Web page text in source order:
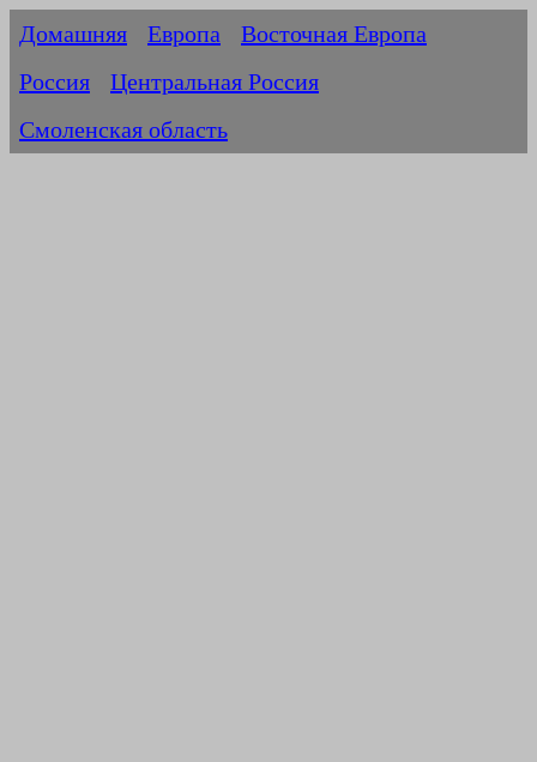
Домашняя Европа
Восточная Европа
Россия
Центральная Россия
Смоленская область